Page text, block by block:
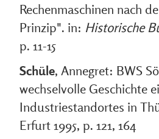
Rechenmaschinen nach
Prinzip". in: Historische
p. 11-15
Schüle, Annegret: BWS
wechselvolle Geschichte
Industriestandortes in
Erfurt 1995, p. 121, 164